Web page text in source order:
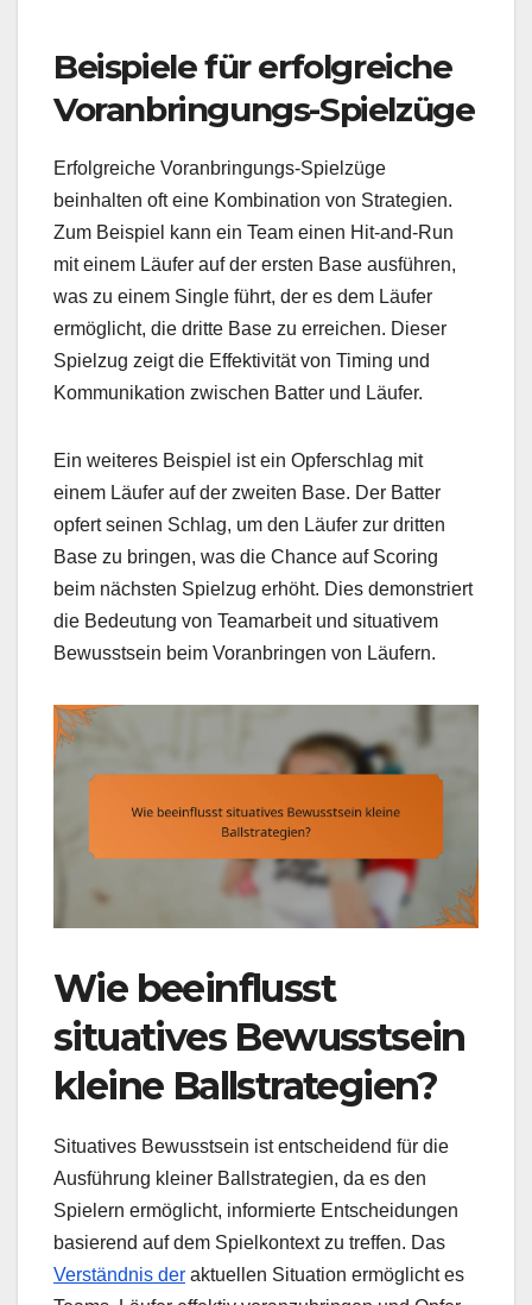
Beispiele für erfolgreiche
Voranbringungs-Spielzüge
Erfolgreiche Voranbringungs-Spielzüge
beinhalten oft eine Kombination von Strategien.
Zum Beispiel kann ein Team einen Hit-and-Run
mit einem Läufer auf der ersten Base ausführen,
was zu einem Single führt, der es dem Läufer
ermöglicht, die dritte Base zu erreichen. Dieser
Spielzug zeigt die Effektivität von Timing und
Kommunikation zwischen Batter und Läufer.
Ein weiteres Beispiel ist ein Opferschlag mit
einem Läufer auf der zweiten Base. Der Batter
opfert seinen Schlag, um den Läufer zur dritten
Base zu bringen, was die Chance auf Scoring
beim nächsten Spielzug erhöht. Dies demonstriert
die Bedeutung von Teamarbeit und situativem
Bewusstsein beim Voranbringen von Läufern.
Wie beeinflusst
situatives Bewusstsein
kleine Ballstrategien?
Situatives Bewusstsein ist entscheidend für die
Ausführung kleiner Ballstrategien, da es den
Spielern ermöglicht, informierte Entscheidungen
basierend auf dem Spielkontext zu treffen. Das
Verständnis der aktuellen Situation ermöglicht es